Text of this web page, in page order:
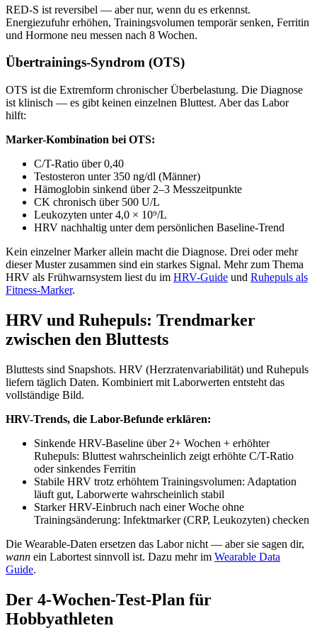
RED-S ist reversibel — aber nur, wenn du es erkennst.
Energiezufuhr erhöhen, Trainingsvolumen temporär senken, Ferritin
und Hormone neu messen nach 8 Wochen.
Übertrainings-Syndrom (OTS)
OTS ist die Extremform chronischer Überbelastung. Die Diagnose
ist klinisch — es gibt keinen einzelnen Bluttest. Aber das Labor
hilft:
Marker-Kombination bei OTS:
C/T-Ratio über 0,40
Testosteron unter 350 ng/dl (Männer)
Hämoglobin sinkend über 2–3 Messzeitpunkte
CK chronisch über 500 U/L
Leukozyten unter 4,0 × 10⁹/L
HRV nachhaltig unter dem persönlichen Baseline-Trend
Kein einzelner Marker allein macht die Diagnose. Drei oder mehr
dieser Muster zusammen sind ein starkes Signal. Mehr zum Thema
HRV als Frühwarnsystem liest du im HRV-Guide und Ruhepuls als
Fitness-Marker.
HRV und Ruhepuls: Trendmarker
zwischen den Bluttests
Bluttests sind Snapshots. HRV (Herzratenvariabilität) und Ruhepuls
liefern täglich Daten. Kombiniert mit Laborwerten entsteht das
vollständige Bild.
HRV-Trends, die Labor-Befunde erklären:
Sinkende HRV-Baseline über 2+ Wochen + erhöhter
Ruhepuls: Bluttest wahrscheinlich zeigt erhöhte C/T-Ratio
oder sinkendes Ferritin
Stabile HRV trotz erhöhtem Trainingsvolumen: Adaptation
läuft gut, Laborwerte wahrscheinlich stabil
Starker HRV-Einbruch nach einer Woche ohne
Trainingsänderung: Infektmarker (CRP, Leukozyten) checken
Die Wearable-Daten ersetzen das Labor nicht — aber sie sagen dir,
wann ein Labortest sinnvoll ist. Dazu mehr im Wearable Data
Guide.
Der 4-Wochen-Test-Plan für
Hobbyathleten